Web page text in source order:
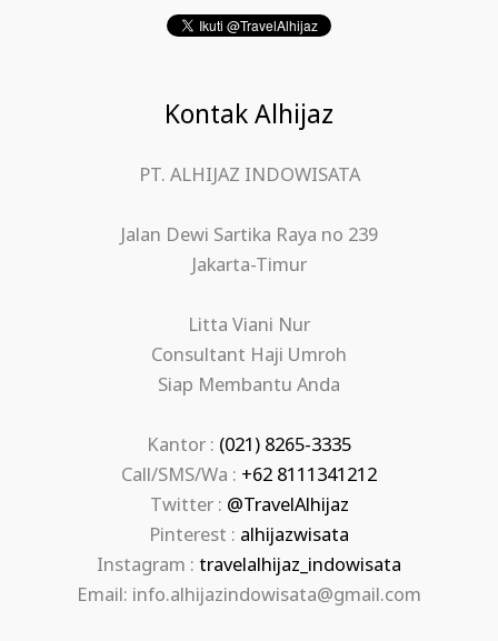
Kontak Alhijaz
PT. ALHIJAZ INDOWISATA
Jalan Dewi Sartika Raya no 239
Jakarta-Timur
Litta Viani Nur
Consultant Haji Umroh
Siap Membantu Anda
Kantor : (021) 8265-3335
Call/SMS/Wa : +62 8111341212
Twitter : @TravelAlhijaz
Pinterest : alhijazwisata
Instagram : travelalhijaz_indowisata
Email: info.alhijazindowisata@gmail.com